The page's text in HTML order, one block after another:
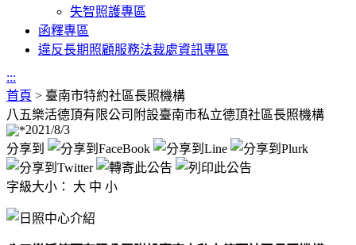
失智照護專區
函釋專區
違反長期照顧服務法裁處資訊專區
:::
首頁 > 臺南市特約社區長照機構
八五樂活德頂有限公司附設臺南市私立德頂社區長照機構
2021/8/3
分享到
字級大小： 大 中 小